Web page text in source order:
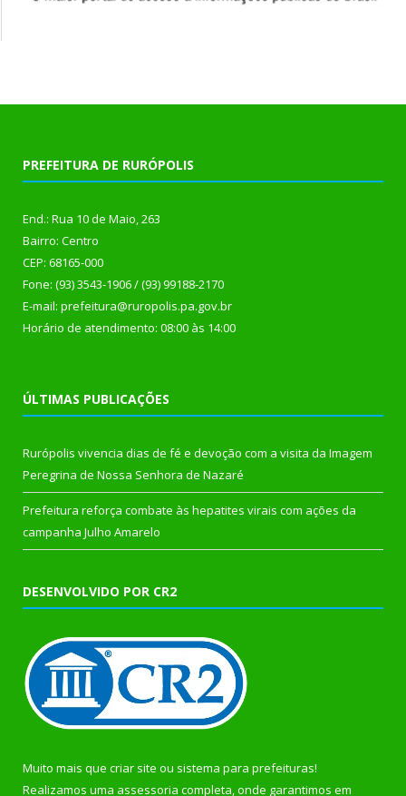
PREFEITURA DE RURÓPOLIS
End.: Rua 10 de Maio, 263
Bairro: Centro
CEP: 68165-000
Fone: (93) 3543-1906 / (93) 99188-2170
E-mail: prefeitura@ruropolis.pa.gov.br
Horário de atendimento: 08:00 às 14:00
ÚLTIMAS PUBLICAÇÕES
Rurópolis vivencia dias de fé e devoção com a visita da Imagem
Peregrina de Nossa Senhora de Nazaré
Prefeitura reforça combate às hepatites virais com ações da
campanha Julho Amarelo
DESENVOLVIDO POR CR2
Muito mais que criar site ou sistema para prefeituras!
Realizamos uma assessoria completa, onde garantimos em